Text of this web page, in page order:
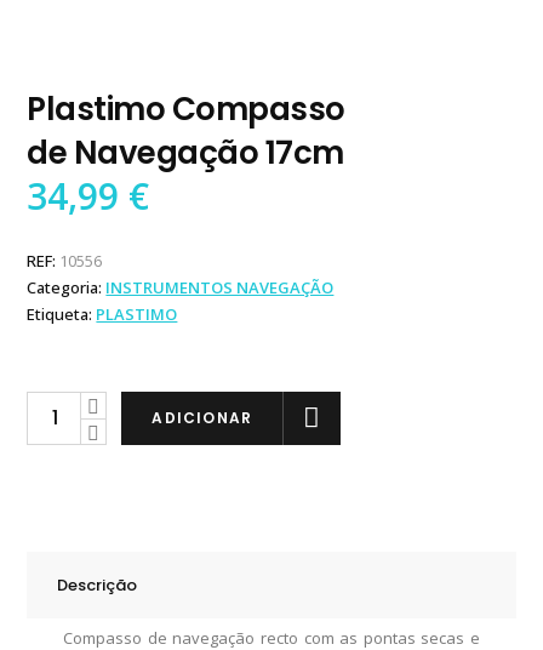
Plastimo Compasso
de Navegação 17cm
34,99 €
REF: 10556
Categoria: INSTRUMENTOS NAVEGAÇÃO
Etiqueta: PLASTIMO
Plastimo
Compasso
ADICIONAR
Descrição
Compasso de navegação recto com as pontas secas e